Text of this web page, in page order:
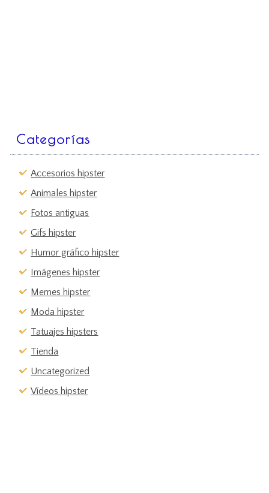
Categorías
Accesorios hipster
Animales hipster
Fotos antiguas
Gifs hipster
Humor gráfico hipster
Imágenes hipster
Memes hipster
Moda hipster
Tatuajes hipsters
Tienda
Uncategorized
Vídeos hipster